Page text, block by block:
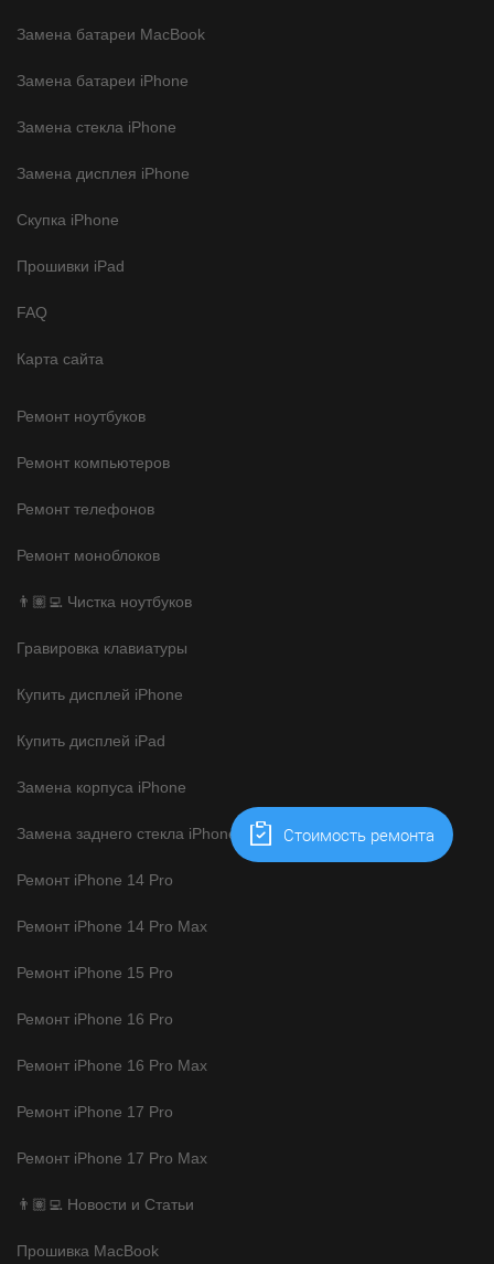
Замена батареи MacBook
Замена батареи iPhone
Замена стекла iPhone
Замена дисплея iPhone
Скупка iPhone
Прошивки iPad
FAQ
Карта сайта
Ремонт ноутбуков
Ремонт компьютеров
Ремонт телефонов
Ремонт моноблоков
👨🏽‍💻 Чистка ноутбуков
Гравировка клавиатуры
Купить дисплей iPhone
Купить дисплей iPad
Замена корпуса iPhone
Замена заднего стекла iPhone
Ремонт iPhone 14 Pro
Ремонт iPhone 14 Pro Max
Ремонт iPhone 15 Pro
Ремонт iPhone 16 Pro
Ремонт iPhone 16 Pro Max
Ремонт iPhone 17 Pro
Ремонт iPhone 17 Pro Max
👨🏽‍💻 Новости и Статьи
Прошивка MacBook
Cтоимость ремонта